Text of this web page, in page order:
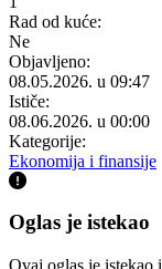
Rad od kuće:
Ne
Objavljeno:
08.05.2026. u 09:47
Ističe:
08.06.2026. u 00:00
Kategorije:
Ekonomija i finansije
Oglas je istekao
Ovaj oglas je istekao